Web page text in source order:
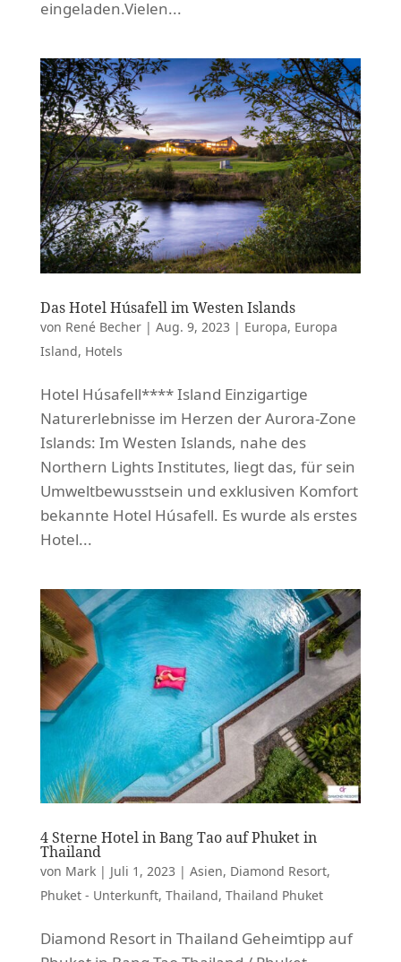
eingeladen.Vielen...
Das Hotel Húsafell im Westen Islands
von René Becher| Aug. 9, 2023 | Europa, Europa
Island, Hotels
Hotel Húsafell**** Island Einzigartige
Naturerlebnisse im Herzen der Aurora-Zone
Islands: Im Westen Islands, nahe des
Northern Lights Institutes, liegt das, für sein
Umweltbewusstsein und exklusiven Komfort
bekannte Hotel Húsafell. Es wurde als erstes
Hotel...
4 Sterne Hotel in Bang Tao auf Phuket in
Thailand
von Mark| Juli 1, 2023 | Asien, Diamond Resort,
Phuket - Unterkunft, Thailand, Thailand Phuket
Diamond Resort in Thailand Geheimtipp auf